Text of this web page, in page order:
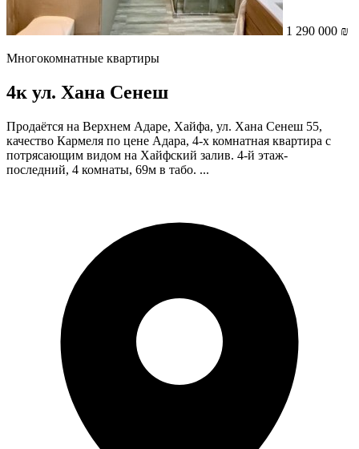
1 290 000 ₪
Многокомнатные квартиры
4к ул. Хана Сенеш
Продаётся на Верхнем Адаре, Хайфа, ул. Хана Сенеш 55,
качество Кармеля по цене Адара, 4-х комнатная квартира с
потрясающим видом на Хайфский залив. 4-й этаж-
последний, 4 комнаты, 69м в табо. ...